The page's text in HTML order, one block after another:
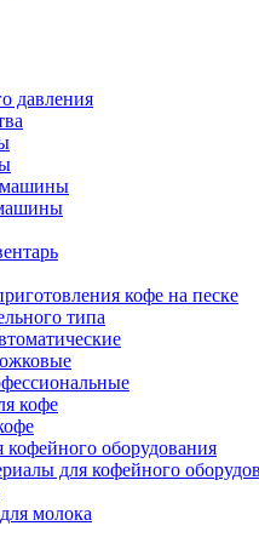
давления
машины
кофе на песке
типа
кофе
кофейного оборудования
для кофейного
молока